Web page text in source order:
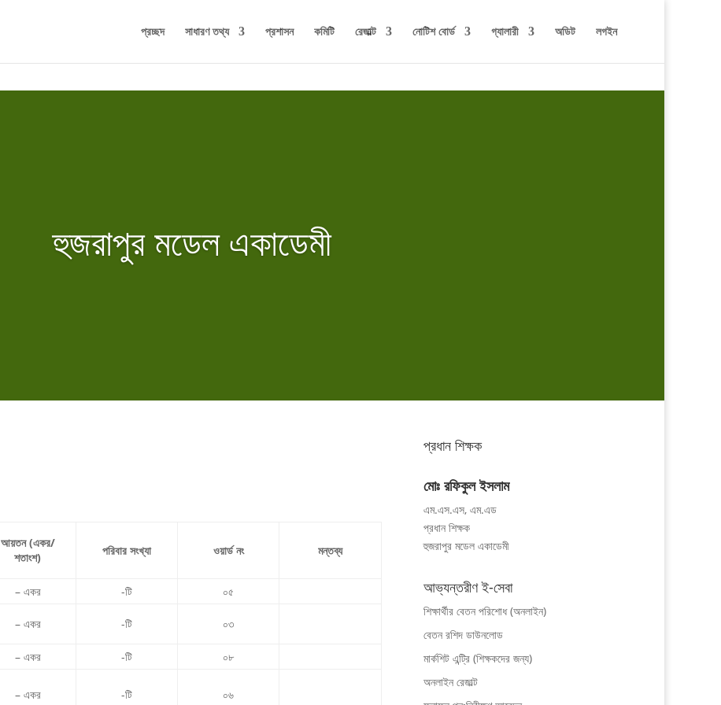
প্রচ্ছদ সাধারণ তথ্য প্রশাসন কমিটি রেজাল্ট নোটিশ বোর্ড গ্যালারী অডিট লগইন
হুজরাপুর মডেল একাডেমী
আয়তন (একর/
শতাংশ)
পরিবার সংখ্যা ওয়ার্ড নং মন্তব্য
– একর -টি ০৫
– একর -টি ০৩
– একর -টি ০৮
– একর -টি ০৬
প্রধান শিক্ষক
মোঃ রফিকুল ইসলাম
এম.এস.এস, এম.এড
প্রধান শিক্ষক
হুজরাপুর মডেল একাডেমী
আভ্যন্তরীণ ই-সেবা
শিক্ষার্থীর বেতন পরিশোধ (অনলাইন)
বেতন রশিদ ডাউনলোড
মার্কশিট এন্ট্রি (শিক্ষকদের জন্য)
অনলাইন রেজাল্ট